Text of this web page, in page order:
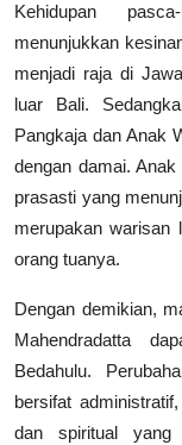
Kehidupan
menunjukkan
menjadi raja di
luar Bali.
Pangkaja dan Anak
dengan damai.
prasasti yang
merupakan warisan
orang tuanya.
Dengan demikian,
Mahendradatta
Bedahulu.
bersifat
dan spiritual